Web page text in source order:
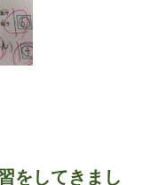
をしてきまし